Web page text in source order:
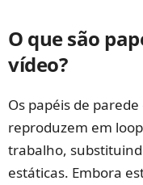
O que são
vídeo?
Os papéis de
reproduzem em
trabalho,
estáticas. Embora